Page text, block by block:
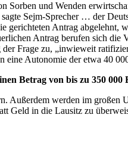
Sorben und Wenden
Sejm-Sprecher … der
Antrag abgelehnt,
Antrag berufen sich die
Frage zu, „inwieweit
eine Autonomie der etwa 40
Betrag von bis zu 350 000
Außerdem werden im großen
Geld in die Lausitz zu